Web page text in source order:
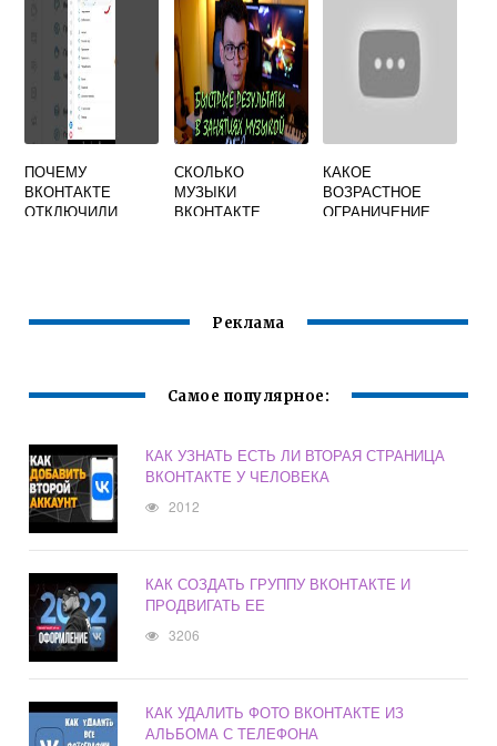
ПОЧЕМУ
ВКОНТАКТЕ
ОТКЛЮЧИЛИ
СКОЛЬКО
МУЗЫКИ
ВКОНТАКТЕ
КАКОЕ
ВОЗРАСТНОЕ
ОГРАНИЧЕНИЕ
Реклама
Самое популярное:
КАК УЗНАТЬ ЕСТЬ ЛИ ВТОРАЯ СТРАНИЦА
ВКОНТАКТЕ У ЧЕЛОВЕКА
2012
КАК СОЗДАТЬ ГРУППУ ВКОНТАКТЕ И
ПРОДВИГАТЬ ЕЕ
3206
КАК УДАЛИТЬ ФОТО ВКОНТАКТЕ ИЗ
АЛЬБОМА С ТЕЛЕФОНА